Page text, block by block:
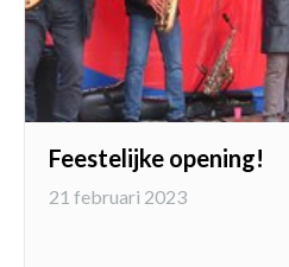
Feestelijke opening!
21 februari 2023